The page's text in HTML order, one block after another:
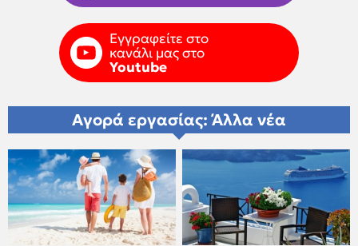
Εγγραφείτε στο
κανάλι μας στο
Youtube
Αγορά εργασίας: Άλλα νέα